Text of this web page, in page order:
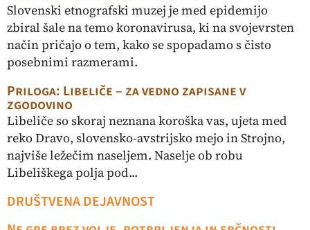
Slovenski etnografski muzej je med epidemijo
zbiral šale na temo koronavirusa, ki na svojevrsten
način pričajo o tem, kako se spopadamo s čisto
posebnimi razmerami.
Priloga: Libeliče – za vedno zapisane v
zgodovino
Libeliče so skoraj neznana koroška vas, ujeta med
reko Dravo, slovensko-avstrijsko mejo in Strojno,
najviše ležečim naseljem. Naselje ob robu
Libeliškega polja pod...
DRUŠTVENA DEJAVNOST